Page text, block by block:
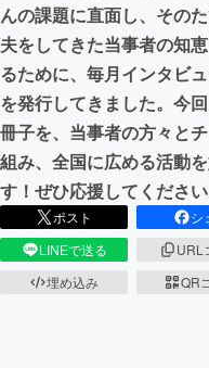
CAMPFIREふる
んの課題に直面し、その
夫をしてきた当事者の知
るために、毎月インタビ
を発行してきました。今
冊子を、当事者の方々と
組み、全国に広める活動
す！ぜひ応援してください
ポスト
シ
LINEで送る
URL
埋め込み
QR